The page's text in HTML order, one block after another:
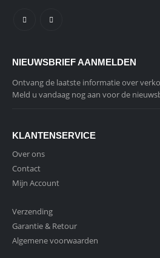
NIEUWSBRIEF AANMELDEN
Ontvang de laatste informatie over
Meld u vandaag nog aan voor de
KLANTENSERVICE
Over ons
Contact
Mijn Account
Verzending
Garantie & Retour
Algemene voorwaarden